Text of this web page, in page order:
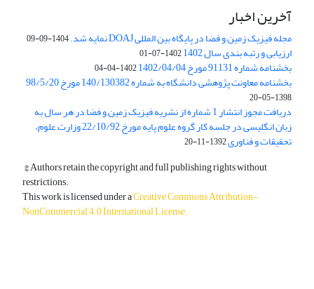
آخرین اخبار
مجله فیزیک زمین و فضا در پایگاه بین المللی DOAJ نمایه شد. 1404-09-09
ارزیابی و رتبه بندی سال 1402 1402-07-01
بخشنامه شماره 91131 مورخ 1402/04/04 1402-04-04
بخشنامه معاونت پژوهشی دانشگاه به شماره 140/130382 مورخ 98/5/20
1398-05-20
دریافت مجوز انتشار 1 شماره از نشریه فیزیک زمین و فضا در هر سال به
زبان انگلیسی در جلسه کار گروه علوم پایه مورخ 22/10/92 وزارت علوم،
تحقیقات و فناوری1392-11-20
© Authors retain the copyright and full publishing rights without
restrictions.
This work is licensed under aCreative Commons Attribution-
NonCommercial 4.0 International License.